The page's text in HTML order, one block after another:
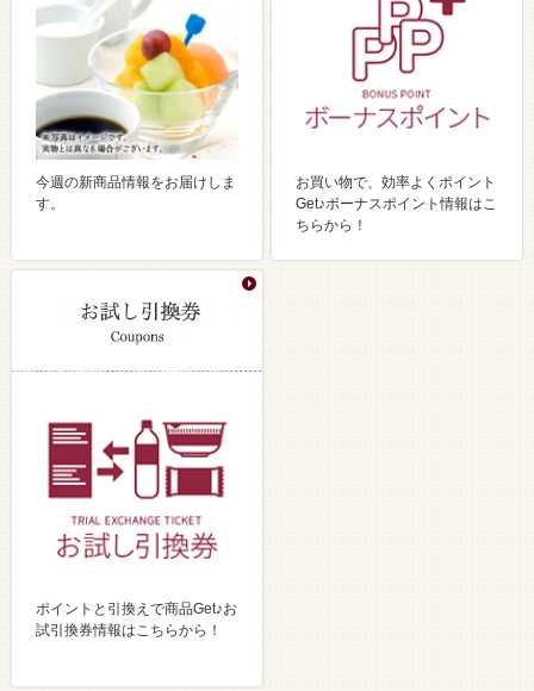
今週の新商品情報をお届けしま
す。
お買い物で、効率よくポイント
Get♪ボーナスポイント情報はこ
ちらから！
ポイントと引換えで商品Get♪お
試引換券情報はこちらから！